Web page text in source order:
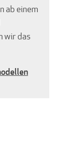
ab einem
wir das